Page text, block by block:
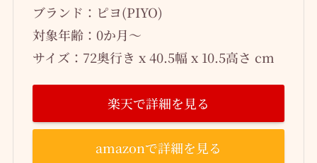
ブランド：ピヨ(PIYO)
対象年齢：0か月～
サイズ：72奥行き x 40.5幅 x 10.5高さ cm
楽天で詳細を見る
amazonで詳細を見る